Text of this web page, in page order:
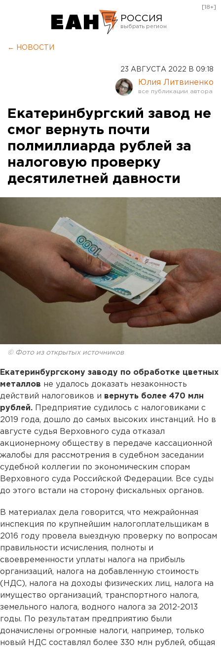
РОССИЯ
Курган
Оренбург
[18+]
← НОВОСТИ
23 АВГУСТА 2022 В 09:18
Юлия Литвиненко
Екатеринбургский завод не
смог вернуть почти
полмиллиарда рублей за
налоговую проверку
десятилетней давности
© Фото из открытых источников
Екатеринбургскому заводу по обработке цветных
металлов не удалось доказать незаконность
действий налоговиков и вернуть более 470 млн
рублей.
Предприятие судилось с налоговиками с
2019 года, дошло до самых высоких инстанций. Но в
августе судья Верховного суда отказал
акционерному обществу в передаче кассационной
жалобы для рассмотрения в судебном заседании
судебной коллегии по экономическим спорам
Верховного суда Российской Федерации. Все суды
до этого встали на сторону фискальных органов.
В материалах дела говорится, что межрайонная
инспекция по крупнейшим налогоплательщикам в
2016 году провела выездную проверку по вопросам
правильности исчисления, полноты и
своевременности уплаты налога на прибыль
организаций, налога на добавленную стоимость
(НДС), налога на доходы физических лиц, налога на
имущество организаций, транспортного налога,
земельного налога, водного налога за 2012-2013
годы. По результатам предприятию были
доначислены огромные налоги, например, только
новый НДС составлял более 330 млн рублей, общая